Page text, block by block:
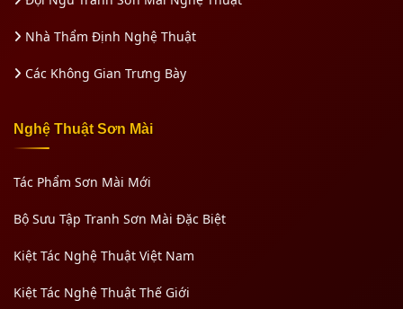
Nhà Thẩm Định Nghệ Thuật
Các Không Gian Trưng Bày
Nghệ Thuật Sơn Mài
Tác Phẩm Sơn Mài Mới
Bộ Sưu Tập Tranh Sơn Mài Đặc Biệt
Kiệt Tác Nghệ Thuật Việt Nam
Kiệt Tác Nghệ Thuật Thế Giới